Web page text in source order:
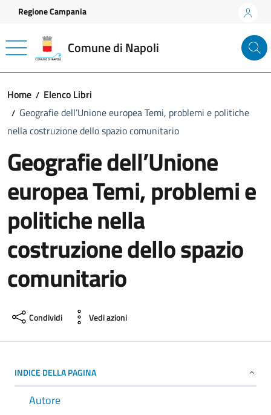
Vai ai contenuti
Vai al footer
Regione Campania
Comune di Napoli
Home
Elenco Libri
Geografie dell’Unione europea Temi, problemi e politiche
nella costruzione dello spazio comunitario
Geografie dell’Unione
europea Temi, problemi e
politiche nella
costruzione dello spazio
comunitario
Condividi Vedi azioni
INDICE DELLA PAGINA
Autore